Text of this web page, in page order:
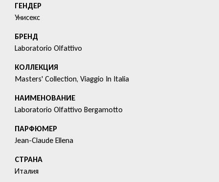
ГЕНДЕР
Унисекс
БРЕНД
Laboratorio Olfattivo
КОЛЛЕКЦИЯ
Masters' Collection, Viaggio In Italia
HАИМЕНОВАНИЕ
Laboratorio Olfattivo Bergamotto
ПАРФЮМЕР
Jean-Claude Ellena
СТРАНА
Италия